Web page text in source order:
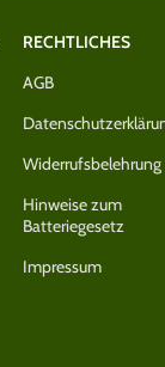
RECHTLICHES
AGB
Widerrufsbelehrung
Hinweise zum
Batteriegesetz
Impressum